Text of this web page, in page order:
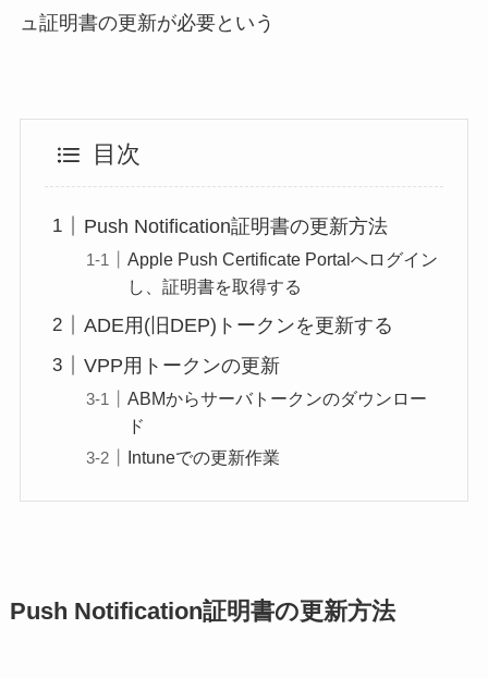
ュ証明書の更新が必要という
目次
Push Notification証明書の更新方法
Apple Push Certificate Portalへログイン
し、証明書を取得する
ADE用(旧DEP)トークンを更新する
VPP用トークンの更新
ABMからサーバトークンのダウンロー
ド
Intuneでの更新作業
Push Notification証明書の更新方法